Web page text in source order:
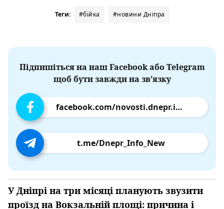
Теги: #бійка #новини Дніпра
Підпишіться на наш Facebook або Telegram
щоб бути завжди на зв’язку
facebook.com/novosti.dnepr.info
t.me/Dnepr_Info_New
У Дніпрі на три місяці планують звузити
проїзд на Вокзальній площі: причина і